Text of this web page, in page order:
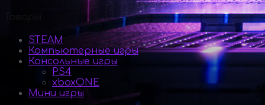
STEAM
Компьютерные игры
Консольные игры
PS4
xboxONE
Мини игры